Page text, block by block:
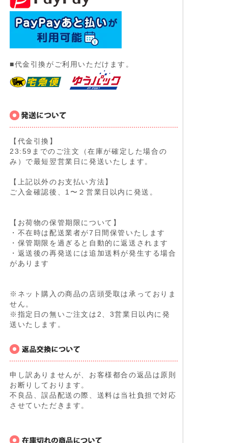
■代金引換がご利用いただけます。
【代金引換】
23:59までのご注文（在庫が確定した場合の
み）で最短翌営業日に発送いたします。
【上記以外のお支払い方法】
ご入金確認後、1〜２営業日以内に発送。
【お荷物の保管期限について】
・不在時は配送業者が7日間保管いたします
・保管期限を過ぎると自動的に返送されます
・返送後の再発送には追加送料が発生する場合
があります
※ネット購入の商品の店頭受取は承っておりま
せん。
※指定日の無いご注文は2、3営業日以内に発
送いたします。
申し訳ありませんが、お客様都合の返品は原則
お断りしております。
不良品、誤品配送の際、送料は当社負担で対応
させていただきます。